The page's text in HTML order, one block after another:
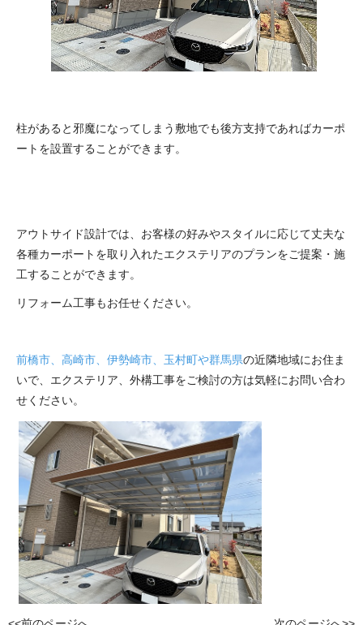
柱があると邪魔になってしまう敷地でも後方支持であればカーポ
ートを設置することができます。
アウトサイド設計では、お客様の好みやスタイルに応じて丈夫な
各種カーポートを取り入れたエクステリアのプランをご提案・施
工することができます。
リフォーム工事もお任せください。
前橋市、高崎市、伊勢崎市、玉村町や群馬県の近隣地域にお住ま
いで、エクステリア、外構工事をご検討の方は気軽にお問い合わ
せください。